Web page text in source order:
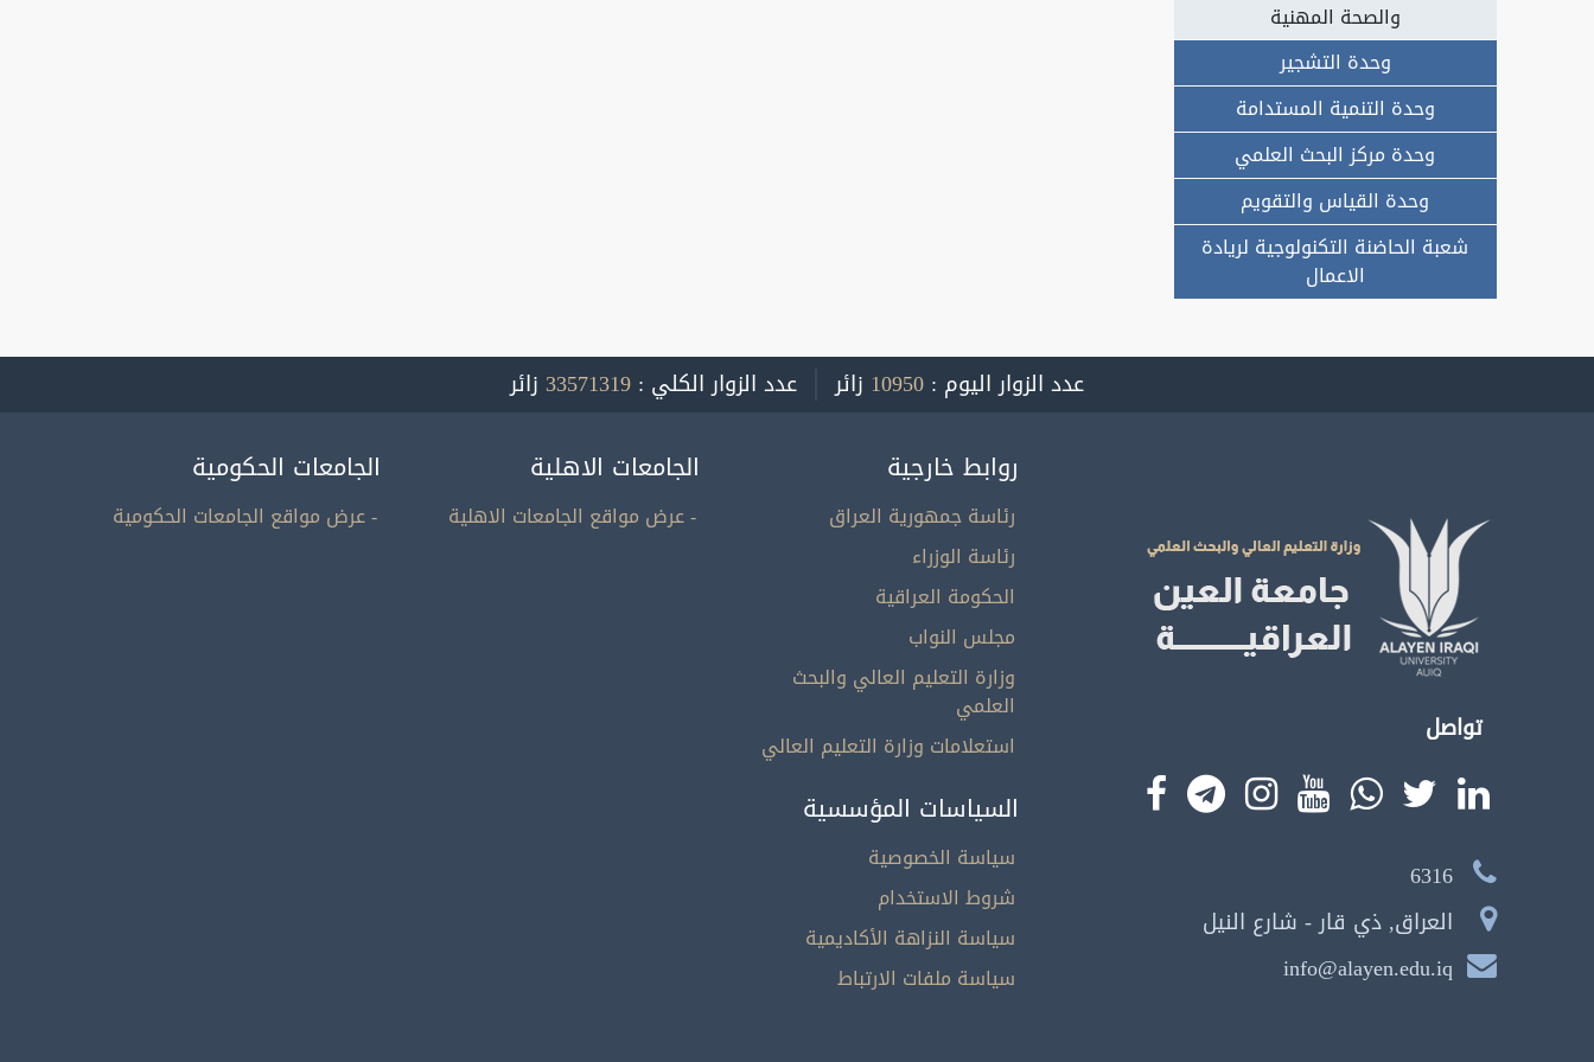
والصحة المهنية
وحدة التشجير
وحدة التنمية المستدامة
وحدة مركز البحث العلمي
وحدة القياس والتقويم
شعبة الحاضنة التكنولوجية لريادة
الاعمال
عدد الزوار اليوم : 10950 زائر عدد الزوار الكلي : 33571319 زائر
تواصل
6316
العراق, ذي قار - شارع النيل
info@alayen.edu.iq
روابط خارجية
رئاسة جمهورية العراق
رئاسة الوزراء
الحكومة العراقية
مجلس النواب
وزارة التعليم العالي والبحث
العلمي
استعلامات وزارة التعليم العالي
الجامعات الاهلية
- عرض مواقع الجامعات الاهلية
الجامعات الحكومية
- عرض مواقع الجامعات الحكومية
السياسات المؤسسية
سياسة الخصوصية
شروط الاستخدام
سياسة النزاهة الأكاديمية
سياسة ملفات الارتباط